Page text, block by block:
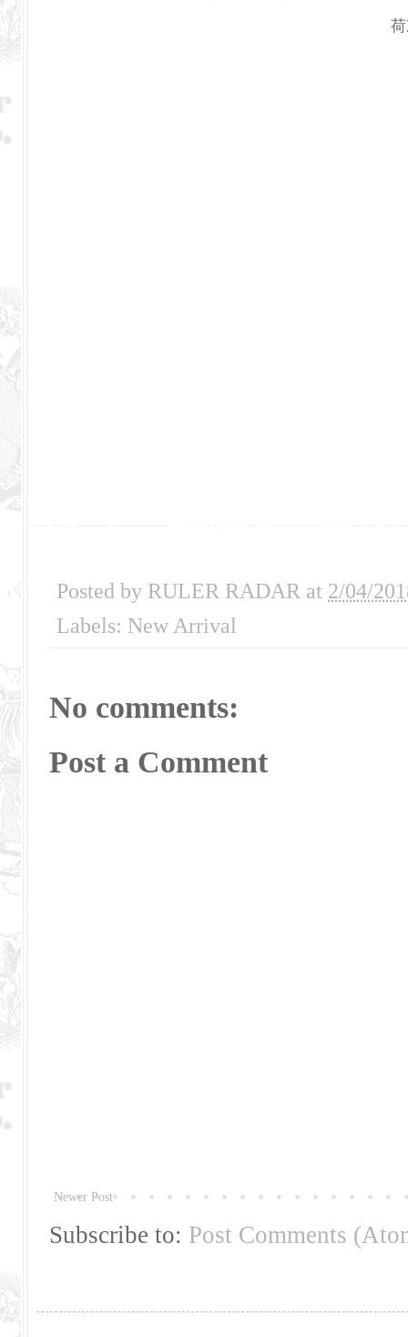
Posted by RULER RADAR at 2/04/
Labels: New Arrival
No comments:
Post a Comment
Newer Post
Subscribe to: Post Comments